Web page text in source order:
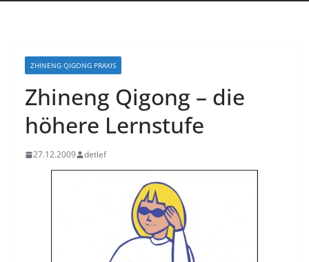
ZHINENG QIGONG PRAXIS
Zhineng Qigong – die
höhere Lernstufe
27.12.2009 detlef